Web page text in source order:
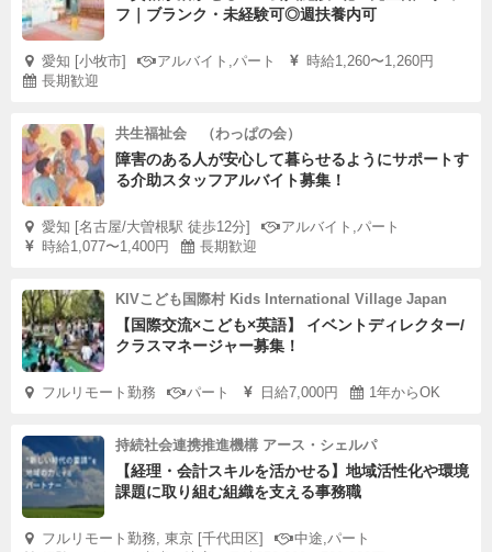
フ｜ブランク・未経験可◎週扶養内可
愛知 [小牧市] アルバイト,パート
時給1,260〜1,260円
長期歓迎
共生福祉会 （わっぱの会）
障害のある人が安心して暮らせるようにサポートす
る介助スタッフアルバイト募集！
愛知 [名古屋/大曽根駅 徒歩12分]
アルバイト,パート
時給1,077〜1,400円
長期歓迎
KIVこども国際村 Kids International Village Japan
【国際交流×こども×英語】 イベントディレクター/
クラスマネージャー募集！
フルリモート勤務 パート 日給7,000円 1年からOK
持続社会連携推進機構 アース・シェルパ
【経理・会計スキルを活かせる】地域活性化や環境
課題に取り組む組織を支える事務職
フルリモート勤務, 東京 [千代田区]
中途,パート